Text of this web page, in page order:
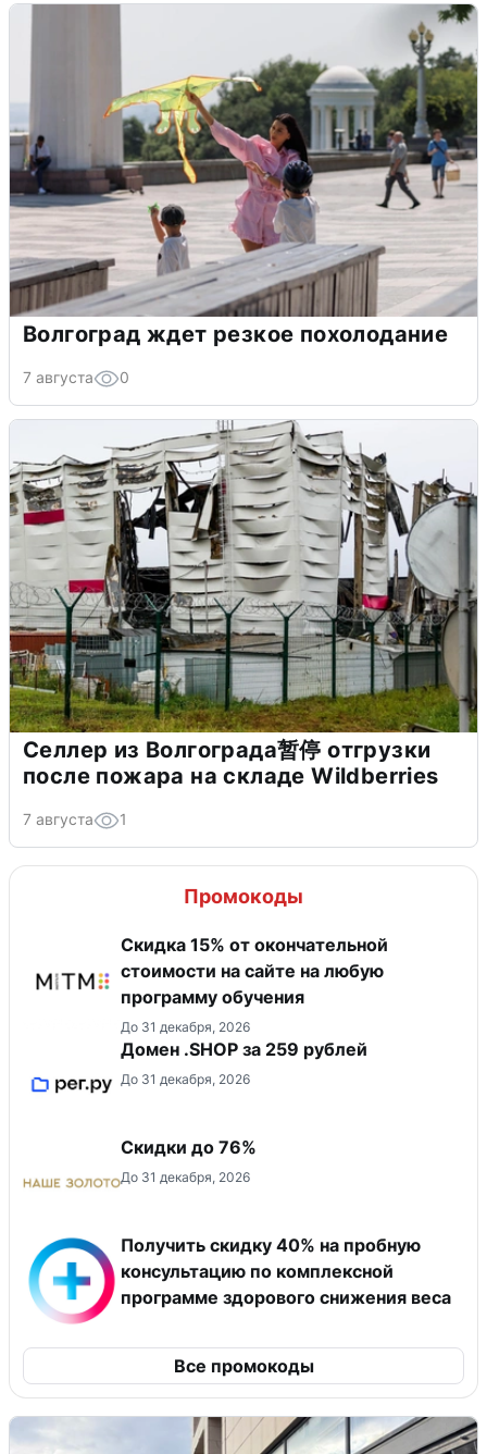
Волгоград ждет резкое похолодание
7 августа 0
Селлер из Волгограда暂停 отгрузки
после пожара на складе Wildberries
7 августа 1
Промокоды
Скидка 15% от окончательной
стоимости на сайте на любую
программу обучения
До 31 декабря, 2026
Домен .SHOP за 259 рублей
До 31 декабря, 2026
Скидки до 76%
До 31 декабря, 2026
Получить скидку 40% на пробную
консультацию по комплексной
программе здорового снижения веса
Все промокоды